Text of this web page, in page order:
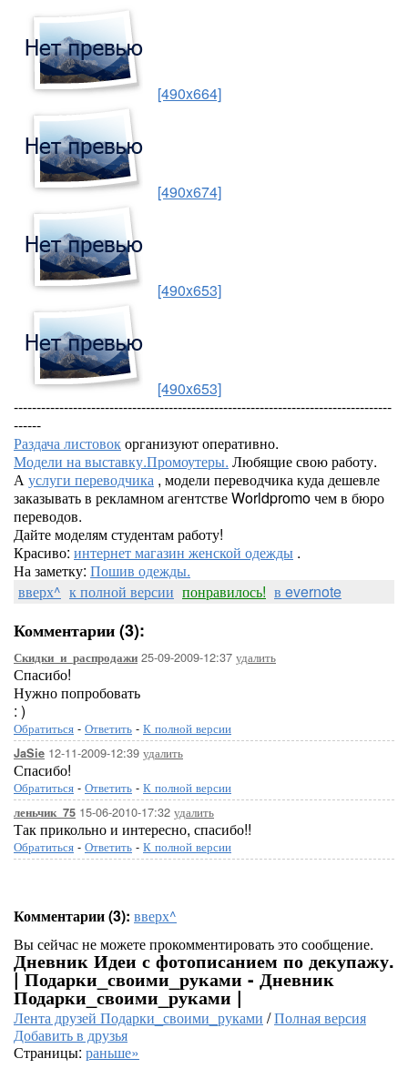
[490x664]
[490x674]
[490x653]
[490x653]
-----------------------------------------------------------------------------------
------
Раздача листовокорганизуют оперативно.
Модели на выставку.Промоутеры. Любящие свою работу.
Ауслуги переводчика , модели переводчика куда дешевле
заказывать в рекламном агентстве Worldpromo чем в бюро
переводов.
Дайте моделям студентам работу!
Красиво: интернет магазин женской одежды .
На заметку: Пошив одежды.
вверх^ к полной версии понравилось! в evernote
Комментарии (3):
Скидки_и_распродажи 25-09-2009-12:37 удалить
Спасибо!
Нужно попробовать
: )
Обратиться - Ответить - К полной версии
JaSie 12-11-2009-12:39 удалить
Спасибо!
Обратиться - Ответить - К полной версии
леньчик_75 15-06-2010-17:32 удалить
Так прикольно и интересно, спасибо!!
Обратиться - Ответить - К полной версии
Комментарии (3): вверх^
Вы сейчас не можете прокомментировать это сообщение.
Дневник Идеи с фотописанием по декупажу.
| Подарки_своими_руками - Дневник
Подарки_своими_руками |
Лента друзей Подарки_своими_руками /Полная версия
Добавить в друзья
Страницы: раньше»